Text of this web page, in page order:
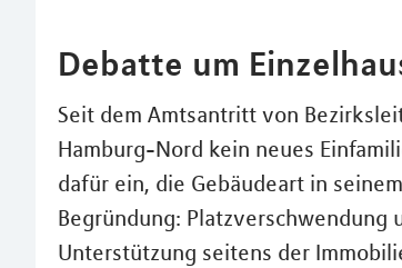
Debatte um
Seit dem Amtsantritt von
Hamburg-Nord kein neues
dafür ein, die Gebäudeart in
Begründung:
Unterstützung seitens der